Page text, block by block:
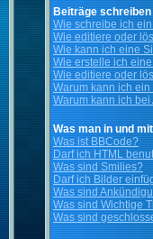
Beiträge schreiben
Wie schreibe ich
Wie editiere oder
Wie kann ich eine
Wie erstelle ich
Wie editiere oder
Warum kann ich
Warum kann ich
Was man in und
Was ist BBCode?
Darf ich HTML
Was sind Smilies?
Darf ich Bilder
Was sind
Was sind Wichtige
Was sind